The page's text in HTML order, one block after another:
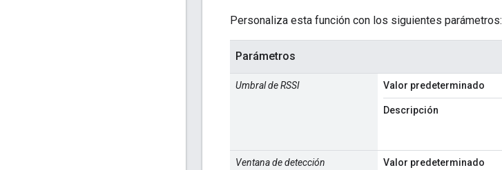
Personaliza esta función con los siguientes parámetros:
Parámetros
Umbral de RSSI Valor predeterminado
Descripción
Ventana de detección Valor predeterminado